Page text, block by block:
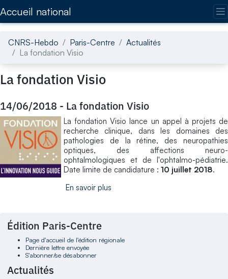
Accueil national
CNRS-Hebdo Paris-Centre
Actualités
La fondation Visio
La fondation Visio
14/06/2018 - La fondation Visio
La fondation Visio lance un appel à projets de
recherche clinique, dans les domaines des
pathologies de la rétine, des neuropathies
optiques, des affections neuro-
ophtalmologiques et de l'ophtalmo-pédiatrie.
Date limite de candidature : 10 juillet 2018.
En savoir plus
Édition Paris-Centre
Page d'accueil de l'édition régionale
Dernière lettre envoyée
S'abonner/se désabonner
Actualités